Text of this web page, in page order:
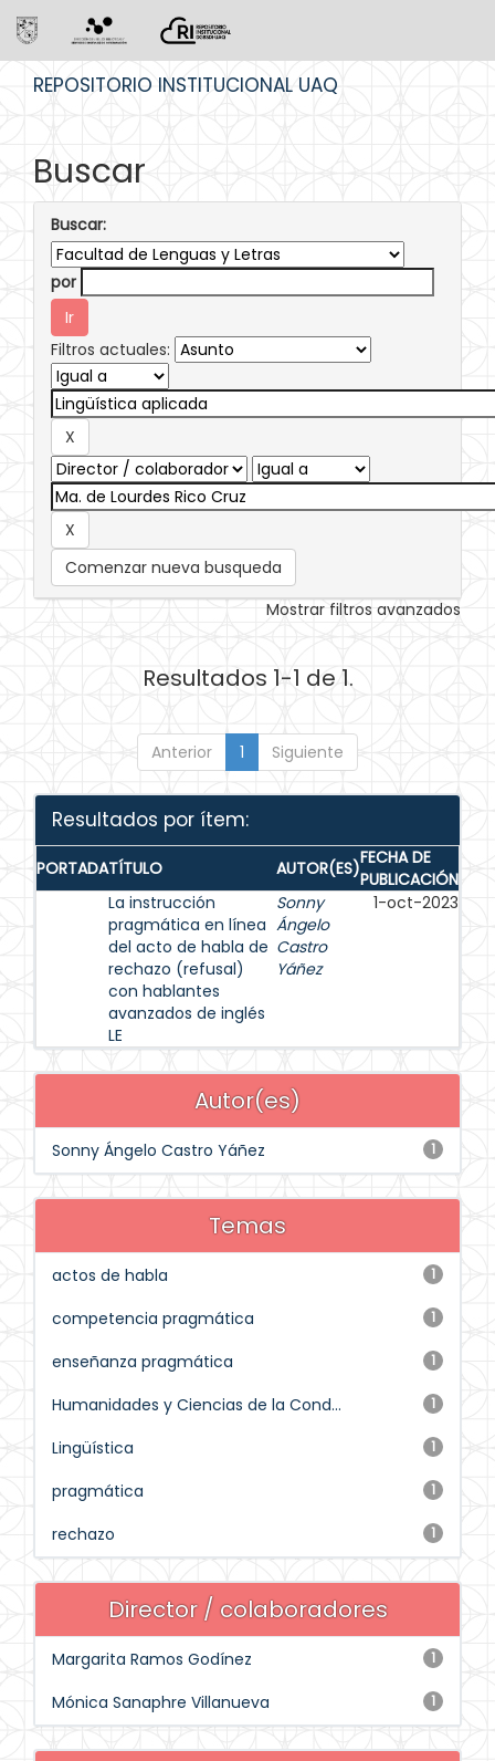
REPOSITORIO INSTITUCIONAL UAQ
Buscar
Buscar:
por
Filtros actuales:
Comenzar nueva busqueda
Mostrar filtros avanzados
Resultados 1-1 de 1.
Anterior 1 Siguiente
Resultados por ítem:
PORTADATÍTULO AUTOR(ES)FECHA DE
PUBLICACIÓN
La instrucción
pragmática en línea
del acto de habla de
rechazo (refusal)
con hablantes
avanzados de inglés
LE
Sonny
Ángelo
Castro
Yáñez
1-oct-2023
Autor(es)
1
Sonny Ángelo Castro Yáñez
Temas
1
actos de habla
1
competencia pragmática
1
enseñanza pragmática
1
Humanidades y Ciencias de la Cond...
1
Lingüística
1
pragmática
1
rechazo
Director / colaboradores
1
Margarita Ramos Godínez
1
Mónica Sanaphre Villanueva